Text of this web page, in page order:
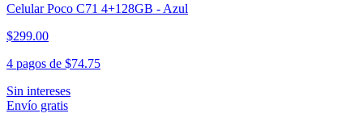
Celular Poco C71 4+128GB - Azul
$299.00
4 pagos de $74.75
Sin intereses
Envío gratis